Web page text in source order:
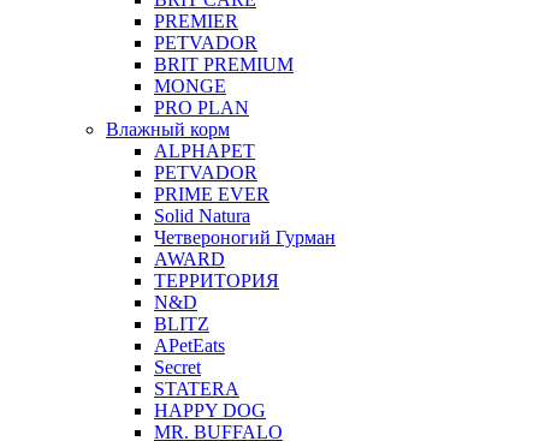
PREMIER
PETVADOR
BRIT PREMIUM
MONGE
PRO PLAN
Влажный корм
ALPHAPET
PETVADOR
PRIME EVER
Solid Natura
Четвероногий Гурман
AWARD
ТЕРРИТОРИЯ
N&D
BLITZ
APetEats
Secret
STATERA
HAPPY DOG
MR. BUFFALO